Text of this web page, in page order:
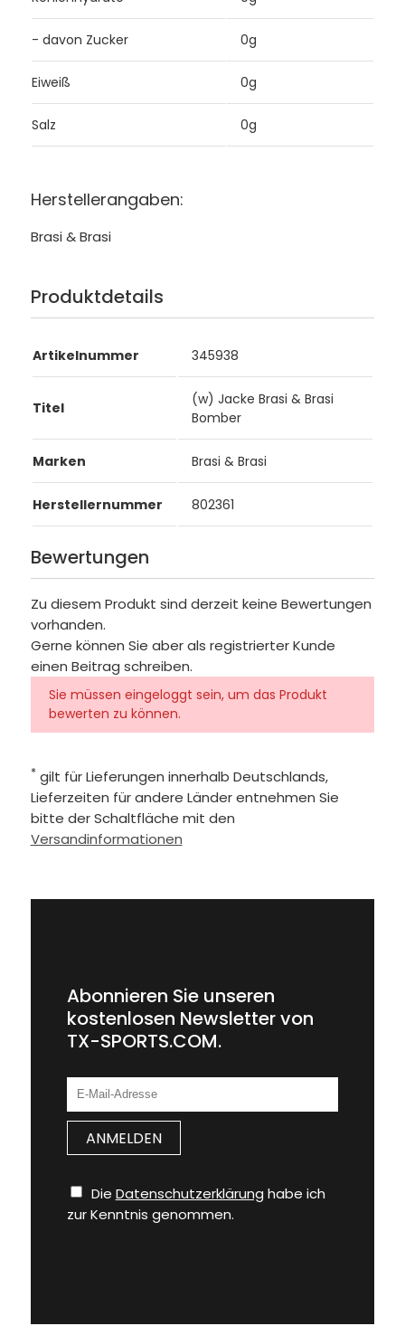
- davon Zucker 0g
Eiweiß 0g
Salz 0g
Herstellerangaben:
Brasi & Brasi
Produktdetails
Artikelnummer 345938
Titel
(w) Jacke Brasi & Brasi
Bomber
Marken Brasi & Brasi
Herstellernummer 802361
Bewertungen
Zu diesem Produkt sind derzeit keine Bewertungen
vorhanden.
Gerne können Sie aber als registrierter Kunde
einen Beitrag schreiben.
Sie müssen eingeloggt sein, um das Produkt
bewerten zu können.
* gilt für Lieferungen innerhalb Deutschlands,
Lieferzeiten für andere Länder entnehmen Sie
bitte der Schaltfläche mit den
Versandinformationen
Abonnieren Sie unseren
kostenlosen Newsletter von
TX-SPORTS.COM.
Die Datenschutzerklärung habe ich
zur Kenntnis genommen.